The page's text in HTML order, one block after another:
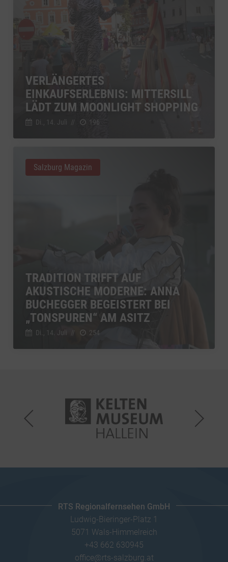
VERLÄNGERTES
EINKAUFSERLEBNIS: MITTERSILL
LÄDT ZUM MOONLIGHT SHOPPING
Di., 14. Juli // 196
TRADITION TRIFFT AUF
AKUSTISCHE MODERNE: ANNA
BUCHEGGER BEGEISTERT BEI
„TONSPUREN“ AM ASITZ
Di., 14. Juli // 254
Salzburg Magazin
RTS Regionalfernsehen GmbH
Ludwig-Bieringer-Platz 1
5071 Wals-Himmelreich
+43 662 630945
office@rts-salzburg.at